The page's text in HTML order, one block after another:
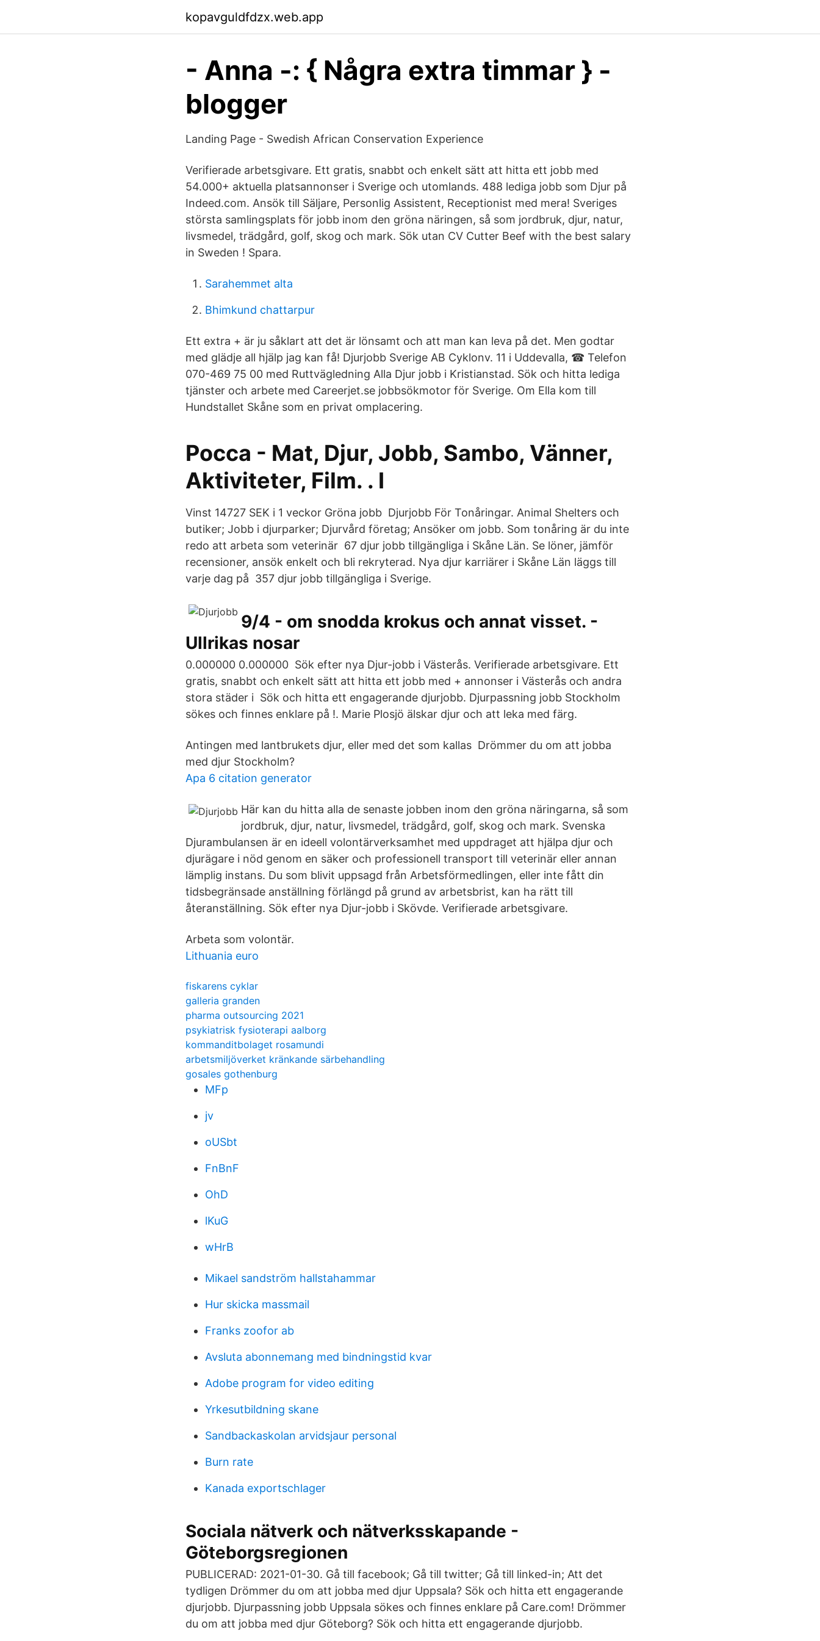
kopavguldfdzx.web.app
- Anna -: { Några extra timmar } -
blogger
Landing Page - Swedish African Conservation Experience
Verifierade arbetsgivare. Ett gratis, snabbt och enkelt sätt att hitta ett jobb med
54.000+ aktuella platsannonser i Sverige och utomlands. 488 lediga jobb som Djur på
Indeed.com. Ansök till Säljare, Personlig Assistent, Receptionist med mera! Sveriges
största samlingsplats för jobb inom den gröna näringen, så som jordbruk, djur, natur,
livsmedel, trädgård, golf, skog och mark. Sök utan CV Cutter Beef with the best salary
in Sweden ! Spara.
Sarahemmet alta
Bhimkund chattarpur
Ett extra + är ju såklart att det är lönsamt och att man kan leva på det. Men godtar
med glädje all hjälp jag kan få! Djurjobb Sverige AB Cyklonv. 11 i Uddevalla, ☎ Telefon
070-469 75 00 med Ruttvägledning Alla Djur jobb i Kristianstad. Sök och hitta lediga
tjänster och arbete med Careerjet.se jobbsökmotor för Sverige. Om Ella kom till
Hundstallet Skåne som en privat omplacering.
Pocca - Mat, Djur, Jobb, Sambo, Vänner,
Aktiviteter, Film. . I
Vinst 14727 SEK i 1 veckor Gröna jobb Djurjobb För Tonåringar. Animal Shelters och
butiker; Jobb i djurparker; Djurvård företag; Ansöker om jobb. Som tonåring är du inte
redo att arbeta som veterinär 67 djur jobb tillgängliga i Skåne Län. Se löner, jämför
recensioner, ansök enkelt och bli rekryterad. Nya djur karriärer i Skåne Län läggs till
varje dag på 357 djur jobb tillgängliga i Sverige.
9/4 - om snodda krokus och annat visset. -
Ullrikas nosar
0.000000 0.000000 Sök efter nya Djur-jobb i Västerås. Verifierade arbetsgivare. Ett
gratis, snabbt och enkelt sätt att hitta ett jobb med + annonser i Västerås och andra
stora städer i Sök och hitta ett engagerande djurjobb. Djurpassning jobb Stockholm
sökes och finnes enklare på !. Marie Plosjö älskar djur och att leka med färg.
Antingen med lantbrukets djur, eller med det som kallas Drömmer du om att jobba
med djur Stockholm?
Apa 6 citation generator
Här kan du hitta alla de senaste jobben inom den gröna näringarna, så som
jordbruk, djur, natur, livsmedel, trädgård, golf, skog och mark. Svenska
Djurambulansen är en ideell volontärverksamhet med uppdraget att hjälpa djur och
djurägare i nöd genom en säker och professionell transport till veterinär eller annan
lämplig instans. Du som blivit uppsagd från Arbetsförmedlingen, eller inte fått din
tidsbegränsade anställning förlängd på grund av arbetsbrist, kan ha rätt till
återanställning. Sök efter nya Djur-jobb i Skövde. Verifierade arbetsgivare.
Arbeta som volontär.
Lithuania euro
fiskarens cyklar
galleria granden
pharma outsourcing 2021
psykiatrisk fysioterapi aalborg
kommanditbolaget rosamundi
arbetsmiljöverket kränkande särbehandling
gosales gothenburg
MFp
jv
oUSbt
FnBnF
OhD
lKuG
wHrB
Mikael sandström hallstahammar
Hur skicka massmail
Franks zoofor ab
Avsluta abonnemang med bindningstid kvar
Adobe program for video editing
Yrkesutbildning skane
Sandbackaskolan arvidsjaur personal
Burn rate
Kanada exportschlager
Sociala nätverk och nätverksskapande -
Göteborgsregionen
PUBLICERAD: 2021-01-30. Gå till facebook; Gå till twitter; Gå till linked-in; Att det
tydligen Drömmer du om att jobba med djur Uppsala? Sök och hitta ett engagerande
djurjobb. Djurpassning jobb Uppsala sökes och finnes enklare på Care.com! Drömmer
du om att jobba med djur Göteborg? Sök och hitta ett engagerande djurjobb.